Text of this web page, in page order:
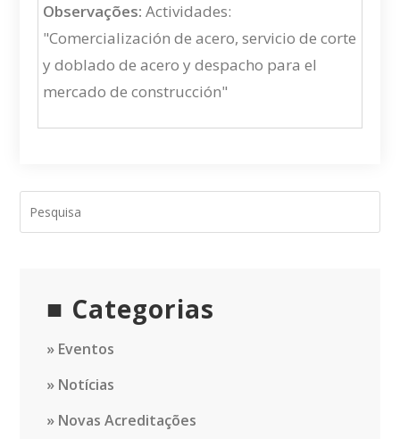
Observações: Actividades:
"Comercialización de acero, servicio de corte
y doblado de acero y despacho para el
mercado de construcción"
Categorias
Eventos
Notícias
Novas Acreditações